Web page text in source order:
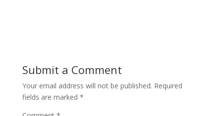
Submit a Comment
Your email address will not be published. Required
fields are marked *